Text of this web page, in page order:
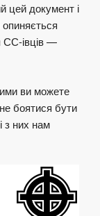
цей документ і
СС-івців —
ви можете
боятися бути
з них нам